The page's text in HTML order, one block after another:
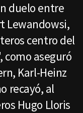
duelo entre
Lewandowsi,
centro del
aseguró
Karl-Heinz
recayó, al
Hugo Lloris